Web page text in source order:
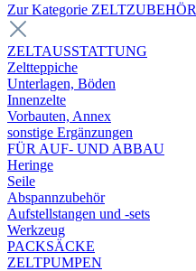
Zur Kategorie ZELTZUBEHÖR
ZELTAUSSTATTUNG
Zeltteppiche
Unterlagen, Böden
Innenzelte
Vorbauten, Annex
sonstige Ergänzungen
FÜR AUF- UND ABBAU
Heringe
Seile
Abspannzubehör
Aufstellstangen und -sets
Werkzeug
PACKSÄCKE
ZELTPUMPEN